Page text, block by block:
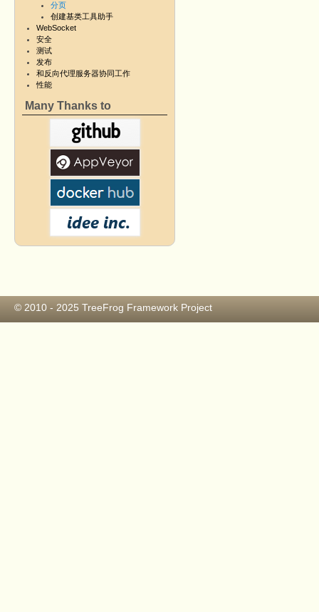
分页
创建基类工具助手
WebSocket
安全
测试
发布
和反向代理服务器协同工作
性能
Many Thanks to
© 2010 - 2025 TreeFrog Framework Project